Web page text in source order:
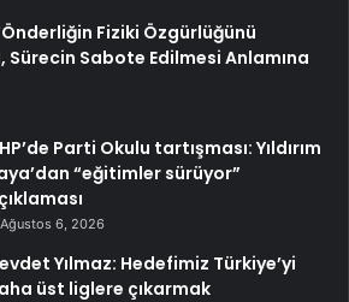
Fiziki Özgürlüğünü
Sürecin Sabote Edilmesi Anlamına
Parti Okulu tartışması: Yıldırım
“eğitimler sürüyor”
Ağustos 6, 2026
Yılmaz: Hedefimiz Türkiye’yi
üst liglere çıkarmak